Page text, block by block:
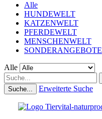
Alle
HUNDEWELT
KATZENWELT
PFERDEWELT
MENSCHENWELT
SONDERANGEBOTE
Alle
Suche... Erweiterte Suche